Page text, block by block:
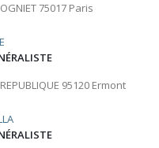
75017 Paris
95120 Ermont